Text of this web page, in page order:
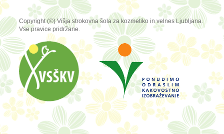
Copyright (©) Višja strokovna šola za kozmetiko in velnes Ljubljana.
Vse pravice pridržane.